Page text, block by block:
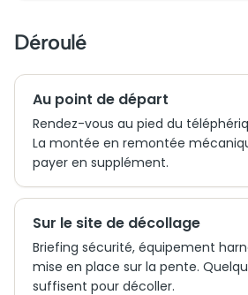
Déroulé
Au point de départ
Rendez-vous au pied du
La montée en remontée
payer en supplément.
Sur le site de décollage
Briefing sécurité, équipement
mise en place sur la pente.
suffisent pour décoller.